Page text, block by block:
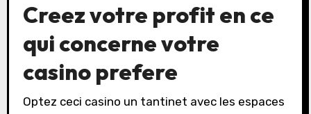
Creez votre profit en ce
qui concerne votre
casino prefere
Optez ceci casino un tantinet avec les espaces